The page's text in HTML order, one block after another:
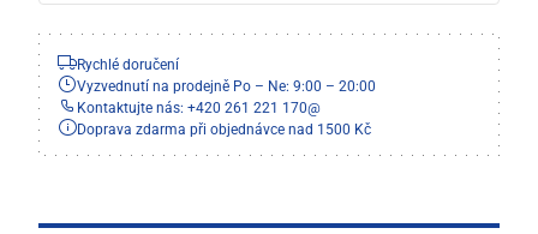
Rychlé doručení
Vyzvednutí na prodejně Po – Ne: 9:00 – 20:00
Kontaktujte nás: +420 261 221 170@
Doprava zdarma při objednávce nad 1500 Kč